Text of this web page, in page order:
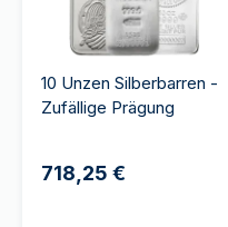
10 Unzen Silberbarren -
Zufällige Prägung
718,25 €